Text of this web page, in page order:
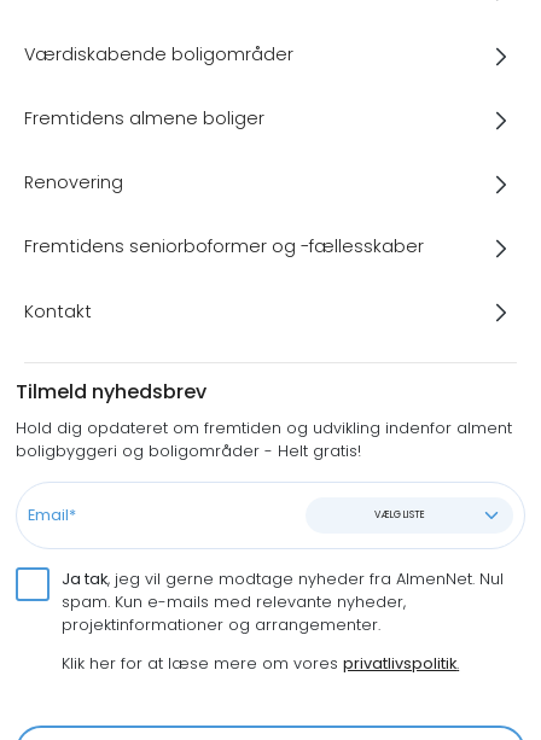
Værdiskabende boligområder
Fremtidens almene boliger
Renovering
Fremtidens seniorboformer og -fællesskaber
Kontakt
Tilmeld nyhedsbrev
Hold dig opdateret om fremtiden og udvikling indenfor alment
boligbyggeri og boligområder - Helt gratis!
VÆLG LISTE
Ja tak, jeg vil gerne modtage nyheder fra AlmenNet. Nul
spam. Kun e-mails med relevante nyheder,
projektinformationer og arrangementer.
Klik her for at læse mere om voresprivatlivspolitik.